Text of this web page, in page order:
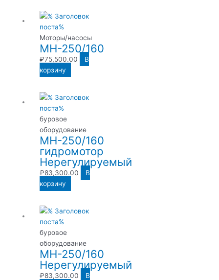
Моторы/насосы
МН-250/160
₽75,500.00
В
корзину
буровое
оборудование
МН-250/160
гидромотор
Нерегулируемый
₽83,300.00
В
корзину
буровое
оборудование
МН-250/160
Нерегулируемый
₽83,300.00
В